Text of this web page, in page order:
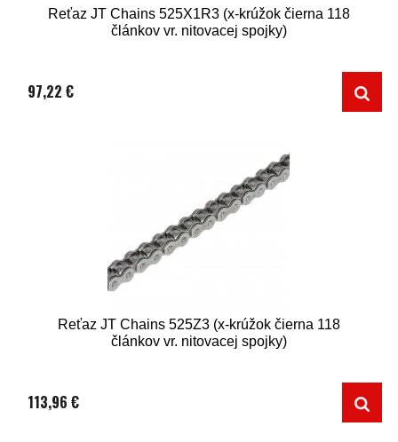
Reťaz JT Chains 525X1R3 (x-krúžok čierna 118
článkov vr. nitovacej spojky)
97,22 €
Reťaz JT Chains 525Z3 (x-krúžok čierna 118
článkov vr. nitovacej spojky)
113,96 €